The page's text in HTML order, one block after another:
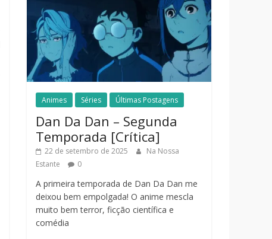
Animes Séries Últimas Postagens
Dan Da Dan – Segunda
Temporada [Crítica]
22 de setembro de 2025
Na Nossa
Estante
0
A primeira temporada de Dan Da Dan me
deixou bem empolgada! O anime mescla
muito bem terror, ficção científica e
comédia